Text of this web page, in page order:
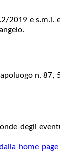
2019 e s.m.i.
n. 87,
degli
home